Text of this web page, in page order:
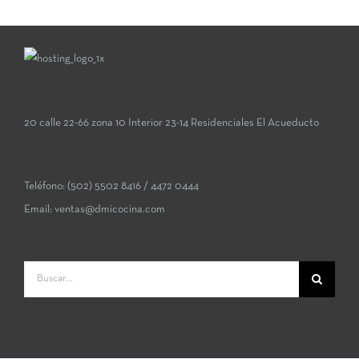
20 calle 22-66 zona 10 Interior 23-14 Residenciales El Acueducto
Teléfono: (502) 5502 8416 / 4472 0444
Email: ventas@dmicocina.com
Buscar: